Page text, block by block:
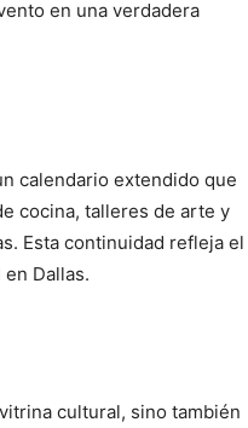
en una verdadera
calendario extendido que
cocina, talleres de arte y
Esta continuidad refleja el
Dallas.
cultural, sino también